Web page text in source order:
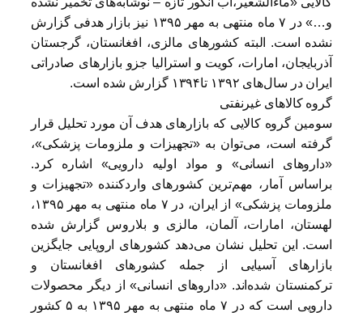
و…» در ۷ ماه منتهی به مهر ۱۳۹۵ نیز بازار هدفی گزارش
نشده است. البته کشورهای مالزی، افغانستان، گرجستان
آذربایجان، امارات، کویت و استرالیا جزو بازارهای صادراتی
ایران در سال‌های ۱۳۹۲ تا۱۳۹۴ گزارش شده است.
گروه کالاهای غیرنفتی
سومین گروه کالایی که بازارهای هدف آن مورد تحلیل قرار
گرفته است، می‌توان به «تجهیزات و ملزومات پزشکی»،
«داروهای انسانی» و مواد اولیه دارویی» اشاره کرد.
براساس آمار، مهم‌ترین کشورهای وارد‌کننده «تجهیزات و
ملزومات پزشکی» از ایران، در ۷ ماه منتهی به مهر ۱۳۹۵،
لهستان، امارات، آلمان، مالزی و بلاروس گزارش شده
است. این تحلیل نشان می‌دهد کشورهای اروپایی جایگزین
بازارهای آسیایی از جمله کشورهای افغانستان و
ترکمنستان شده‌اند. «داروهای انسانی» از دیگر محصولات
دارویی است که در ۷ ماه منتهی به مهر ۱۳۹۵ به ۵ کشور